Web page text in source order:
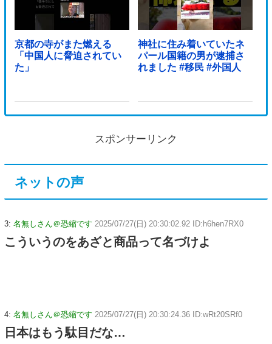
京都の寺がまた燃える
「中国人に脅迫されてい
た」
神社に住み着いていたネ
パール国籍の男が逮捕さ
れました #移民 #外国人
スポンサーリンク
ネットの声
3: 名無しさん＠恐縮です 2025/07/27(日) 20:30:02.92 ID:h6hen7RX0
こういうのをあざと商品って名づけよ
4: 名無しさん＠恐縮です 2025/07/27(日) 20:30:24.36 ID:wRt20SRf0
日本はもう駄目だな…